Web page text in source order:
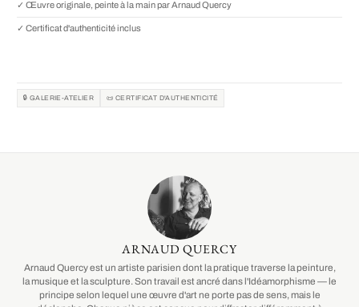
✓ Œuvre originale, peinte à la main par Arnaud Quercy
✓ Certificat d'authenticité inclus
🔒 GALERIE-ATELIER 📜 CERTIFICAT D'AUTHENTICITÉ
ARNAUD QUERCY
Arnaud Quercy est un artiste parisien dont la pratique traverse la peinture,
la musique et la sculpture. Son travail est ancré dans l'Idéamorphisme — le
principe selon lequel une œuvre d'art ne porte pas de sens, mais le